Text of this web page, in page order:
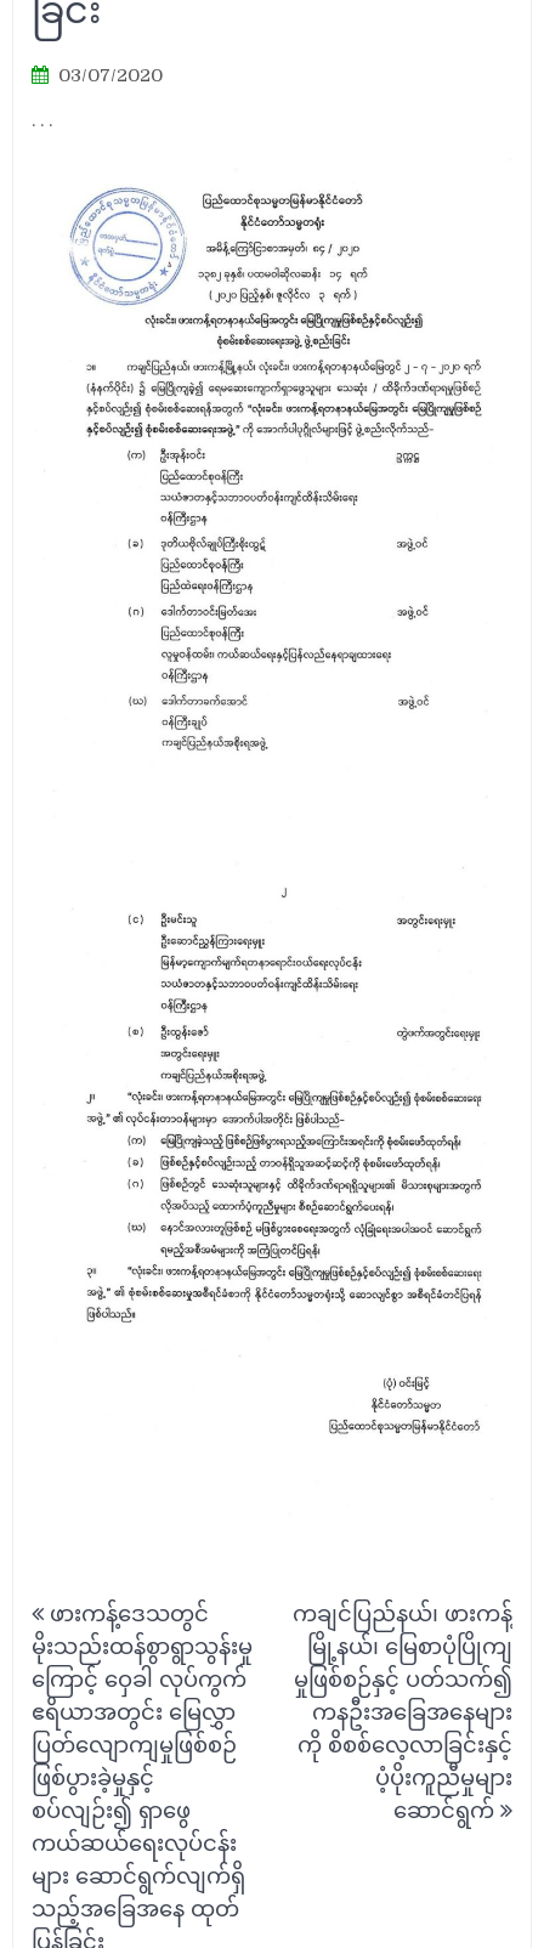
ခြင်း
03/07/2020
. . .
navigation
ဖားကန့်ဒေသတွင်
မိုးသည်းထန်စွာရွာသွန်းမှု
ကြောင့် ဝှေခါ လုပ်ကွက်
ဧရိယာအတွင်း မြေလွှာ
ပြတ်လျောကျမှုဖြစ်စဉ်
ဖြစ်ပွားခဲ့မှုနှင့်
စပ်လျဉ်း၍ ရှာဖွေ
ကယ်ဆယ်ရေးလုပ်ငန်း
များ ဆောင်ရွက်လျက်ရှိ
သည့်အခြေအနေ ထုတ်
ပြန်ခြင်း
ကချင်ပြည်နယ်၊ ဖားကန့်
မြို့နယ်၊ မြေစာပုံပြိုကျ
မှုဖြစ်စဉ်နှင့် ပတ်သက်၍
ကနဦးအခြေအနေများ
ကို စိစစ်လေ့လာခြင်းနှင့်
ပံ့ပိုးကူညီမှုများ
ဆောင်ရွက်